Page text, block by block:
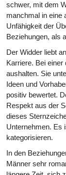
schwer, mit dem
manchmal in eine
Unfähigkeit der
Beziehungen, als
Der Widder liebt
Karriere. Bei
aushalten. Sie
Ideen und
positiv bewertet.
Respekt aus der
dieses
Unternehmen. Es
kategorisieren.
In den
Männer sehr